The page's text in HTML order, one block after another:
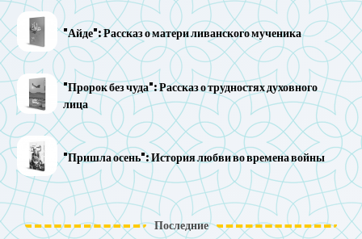
"Айде": Рассказ о матери ливанского мученика
"Пророк без чуда": Рассказ о трудностях духовного
лица
"Пришла осень": История любви во времена войны
Последние